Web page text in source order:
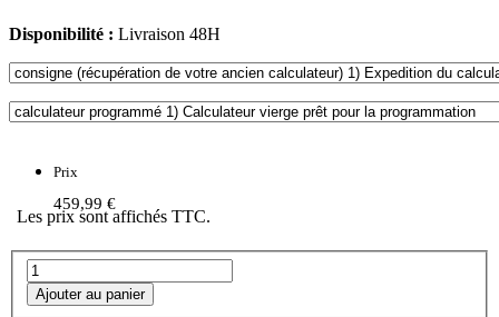
Disponibilité : Livraison 48H
Prix
459,99 €
Les prix sont affichés TTC.